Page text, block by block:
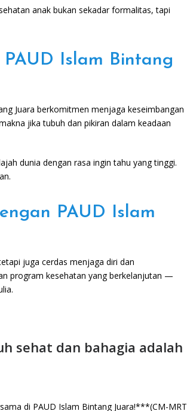
anak bukan sekadar formalitas, tapi
Islam Bintang
Juara berkomitmen menjaga keseimbangan
jika tubuh dan pikiran dalam keadaan
dunia dengan rasa ingin tahu yang tinggi.
PAUD Islam
juga cerdas menjaga diri dan
program kesehatan yang berkelanjutan —
sehat dan bahagia adalah
di PAUD Islam Bintang Juara!***(CM-